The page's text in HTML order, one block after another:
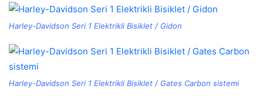
Harley-Davidson Seri 1 Elektrikli Bisiklet / Gidon
Harley-Davidson Seri 1 Elektrikli Bisiklet / Gates Carbon sistemi